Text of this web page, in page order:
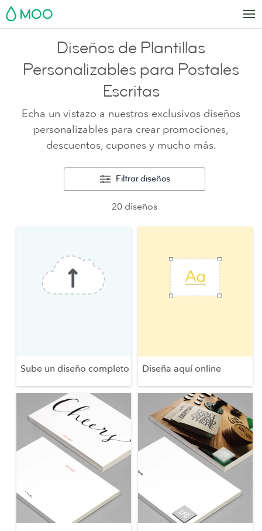
MOO
Diseños de Plantillas
Personalizables para Postales
Escritas
Echa un vistazo a nuestros exclusivos diseños
personalizables para crear promociones,
descuentos, cupones y mucho más.
Filtrar diseños
20 diseños
Sube un diseño completo Diseña aquí online